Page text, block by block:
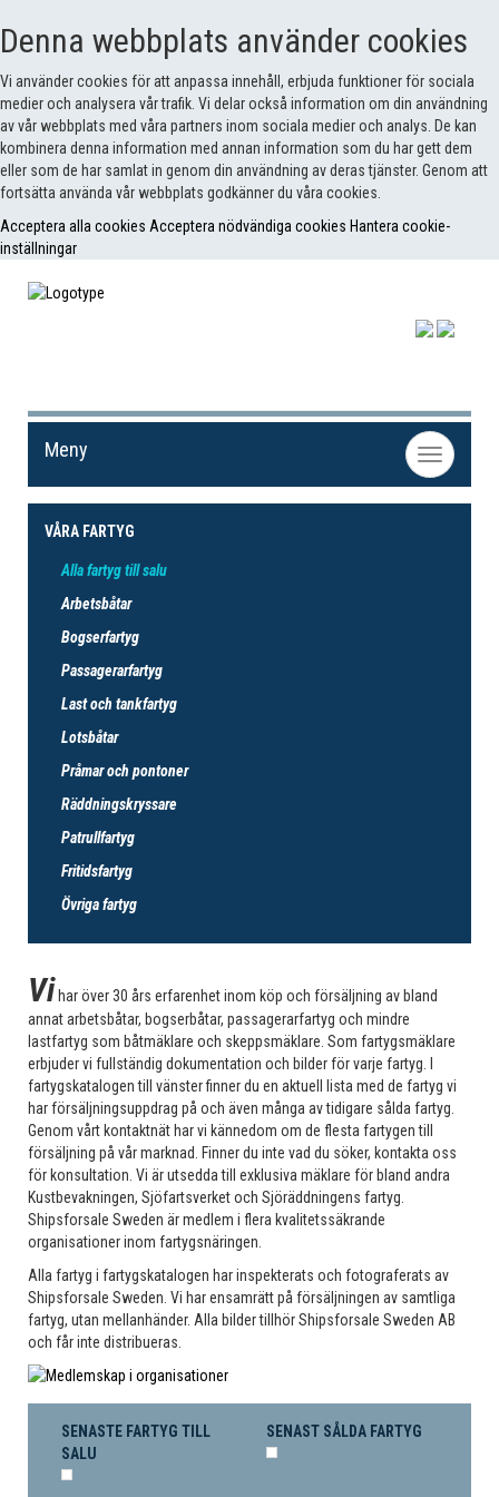
Denna webbplats använder cookies
Vi använder cookies för att anpassa innehåll, erbjuda funktioner för sociala
medier och analysera vår trafik. Vi delar också information om din användning
av vår webbplats med våra partners inom sociala medier och analys. De kan
kombinera denna information med annan information som du har gett dem
eller som de har samlat in genom din användning av deras tjänster. Genom att
fortsätta använda vår webbplats godkänner du våra cookies.
Acceptera alla cookies Acceptera nödvändiga cookies Hantera cookie-
inställningar
Toggle
navigation
Meny
VÅRA FARTYG
Alla fartyg till salu
Arbetsbåtar
Bogserfartyg
Passagerarfartyg
Last och tankfartyg
Lotsbåtar
Pråmar och pontoner
Räddningskryssare
Patrullfartyg
Fritidsfartyg
Övriga fartyg
Vi har över 30 års erfarenhet inom köp och försäljning av bland
annat arbetsbåtar, bogserbåtar, passagerarfartyg och mindre
lastfartyg som båtmäklare och skeppsmäklare. Som fartygsmäklare
erbjuder vi fullständig dokumentation och bilder för varje fartyg. I
fartygskatalogen till vänster finner du en aktuell lista med de fartyg vi
har försäljningsuppdrag på och även många av tidigare sålda fartyg.
Genom vårt kontaktnät har vi kännedom om de flesta fartygen till
försäljning på vår marknad. Finner du inte vad du söker, kontakta oss
för konsultation. Vi är utsedda till exklusiva mäklare för bland andra
Kustbevakningen, Sjöfartsverket och Sjöräddningens fartyg.
Shipsforsale Sweden är medlem i flera kvalitetssäkrande
organisationer inom fartygsnäringen.
Alla fartyg i fartygskatalogen har inspekterats och fotograferats av
Shipsforsale Sweden. Vi har ensamrätt på försäljningen av samtliga
fartyg, utan mellanhänder. Alla bilder tillhör Shipsforsale Sweden AB
och får inte distribueras.
SENASTE FARTYG TILL
SALU
SENAST SÅLDA FARTYG